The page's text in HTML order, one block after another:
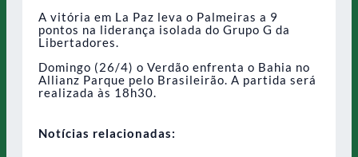
A vitória em La Paz leva o Palmeiras a 9
pontos na liderança isolada do Grupo G da
Libertadores.
Domingo (26/4) o Verdão enfrenta o Bahia no
Allianz Parque pelo Brasileirão. A partida será
realizada às 18h30.
Notícias relacionadas: